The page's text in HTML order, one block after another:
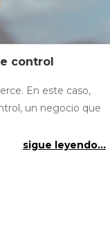
control
En este caso,
un negocio que
sigue leyendo...